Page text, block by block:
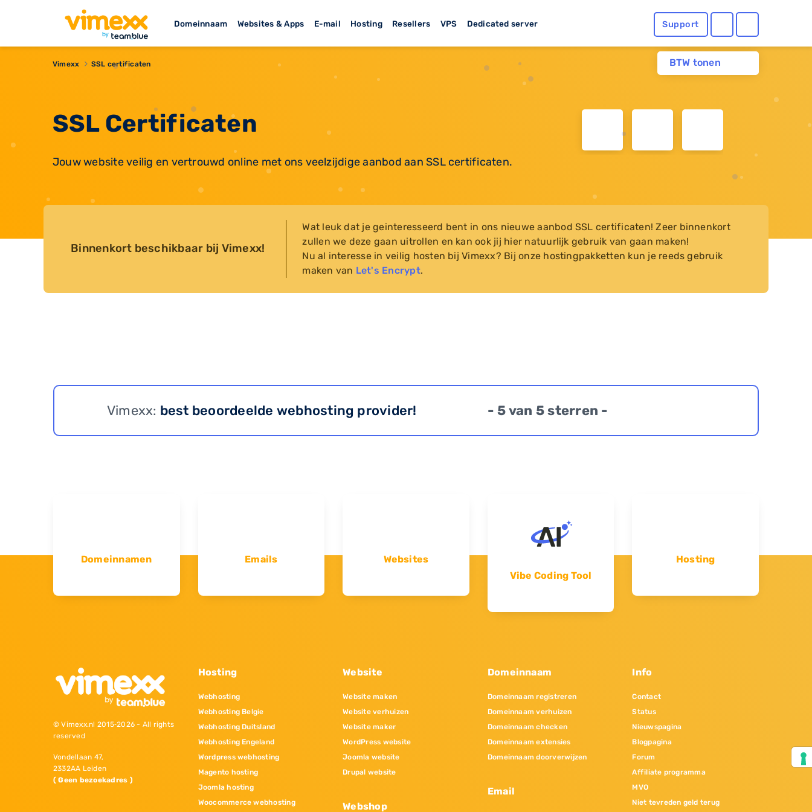
Domeinnaam Websites & Apps E-mail Hosting Resellers VPS Dedicated server Support
BTW tonen
Vimexx SSL certificaten
SSL Certificaten
Jouw website veilig en vertrouwd online met ons veelzijdige aanbod aan SSL certificaten.
Binnenkort beschikbaar bij Vimexx!
Wat leuk dat je geinteresseerd bent in ons nieuwe aanbod SSL certificaten! Zeer binnenkort
zullen we deze gaan uitrollen en kan ook jij hier natuurlijk gebruik van gaan maken!
Nu al interesse in veilig hosten bij Vimexx? Bij onze hostingpakketten kun je reeds gebruik
maken van Let's Encrypt.
Vimexx: best beoordeelde webhosting provider! - 5 van 5 sterren -
Domeinnamen Emails
Websites
Vibe Coding Tool
Hosting
© Vimexx.nl 2015‐2026 - All rights
reserved
Vondellaan 47,
2332AA Leiden
( Geen bezoekadres )
Hosting
Webhosting
Webhosting Belgie
Webhosting Duitsland
Webhosting Engeland
Wordpress webhosting
Magento hosting
Joomla hosting
Woocommerce webhosting
Website
Website maken
Website verhuizen
Website maker
WordPress website
Joomla website
Drupal website
Webshop
Domeinnaam
Domeinnaam registreren
Domeinnaam verhuizen
Domeinnaam checken
Domeinnaam extensies
Domeinnaam doorverwijzen
Email
Info
Contact
Status
Nieuwspagina
Blogpagina
Forum
Affiliate programma
MVO
Niet tevreden geld terug